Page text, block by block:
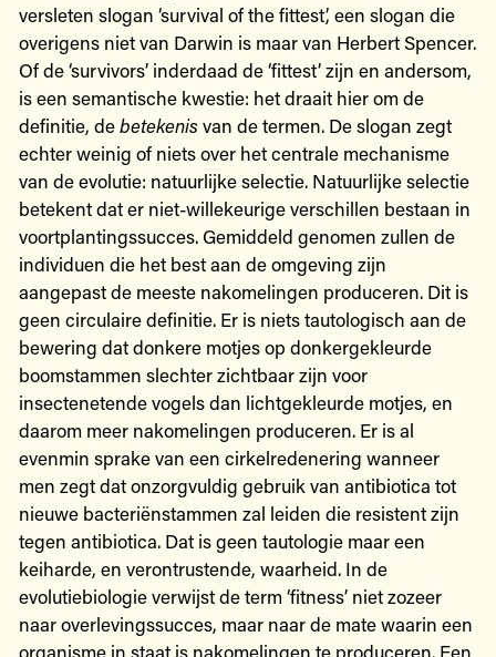
versleten slogan ‘survival of the fittest’, een slogan die
overigens niet van Darwin is maar van Herbert Spencer.
Of de ‘survivors’ inderdaad de ‘fittest’ zijn en andersom,
is een semantische kwestie: het draait hier om de
definitie, debetekenis van de termen. De slogan zegt
echter weinig of niets over het centrale mechanisme
van de evolutie: natuurlijke selectie. Natuurlijke selectie
betekent dat er niet-willekeurige verschillen bestaan in
voortplantingssucces. Gemiddeld genomen zullen de
individuen die het best aan de omgeving zijn
aangepast de meeste nakomelingen produceren. Dit is
geen circulaire definitie. Er is niets tautologisch aan de
bewering dat donkere motjes op donkergekleurde
boomstammen slechter zichtbaar zijn voor
insectenetende vogels dan lichtgekleurde motjes, en
daarom meer nakomelingen produceren. Er is al
evenmin sprake van een cirkelredenering wanneer
men zegt dat onzorgvuldig gebruik van antibiotica tot
nieuwe bacteriënstammen zal leiden die resistent zijn
tegen antibiotica. Dat is geen tautologie maar een
keiharde, en verontrustende, waarheid. In de
evolutiebiologie verwijst de term ‘fitness’ niet zozeer
naar overlevingssucces, maar naar de mate waarin een
organisme in staat is nakomelingen te produceren. Een